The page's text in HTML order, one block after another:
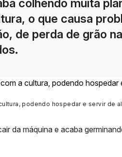
colhendo muita
o que causa
de perda de grão
podendo hospedar e servir de
da máquina e acaba